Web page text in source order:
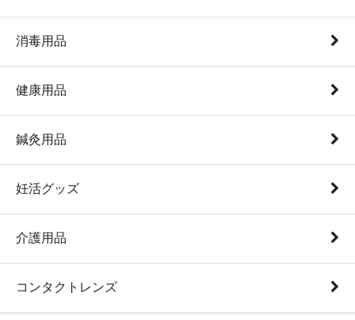
消毒用品
健康用品
鍼灸用品
妊活グッズ
介護用品
コンタクトレンズ